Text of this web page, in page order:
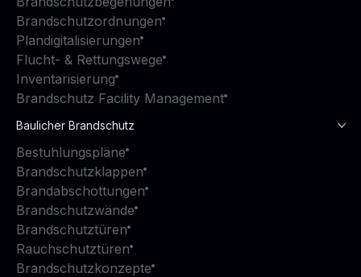
Brandschutzordnungen
Plandigitalisierungen
Flucht- & Rettungswege
Inventarisierung
Brandschutz Facility Management
Baulicher Brandschutz
Bestuhlungspläne
Brandschutzklappen
Brandabschottungen
Brandschutzwände
Brandschutztüren
Rauchschutztüren
Brandschutzkonzepte